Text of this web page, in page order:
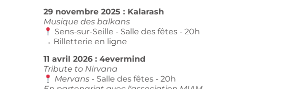
29 novembre 2025 : Kalarash
Musique des balkans
Sens-sur-Seille - Salle des fêtes - 20h
→ Billetterie en ligne
11 avril 2026 : 4evermind
Tribute to Nirvana
Mervans - Salle des fêtes - 20h